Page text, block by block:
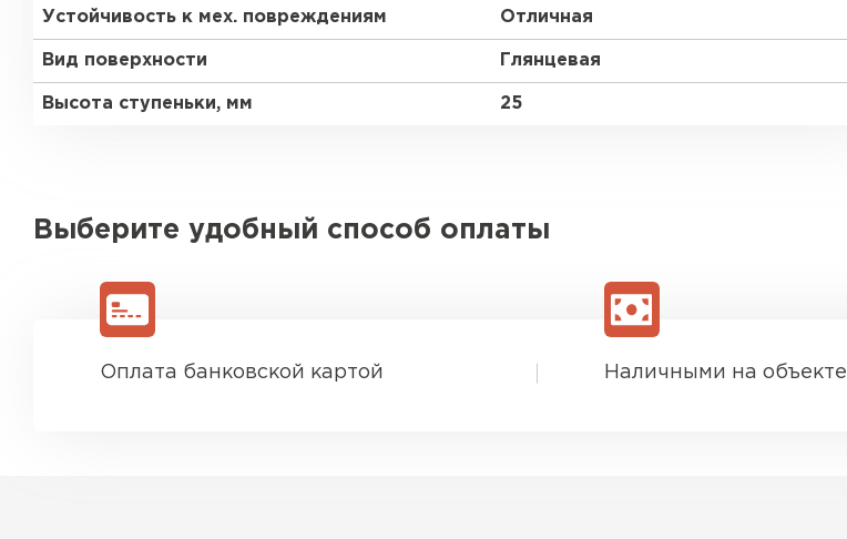
Устойчивость к мех. повреждениям Отличная
Вид поверхности Глянцевая
Высота ступеньки, мм 25
Выберите удобный способ оплаты
Оплата банковской картой Наличными на объекте